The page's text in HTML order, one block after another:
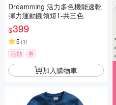
Dreamming 活力多色機能速乾
彈力運動圓領短T-共三色
$399
5 (1)
活動 券
加入購物車